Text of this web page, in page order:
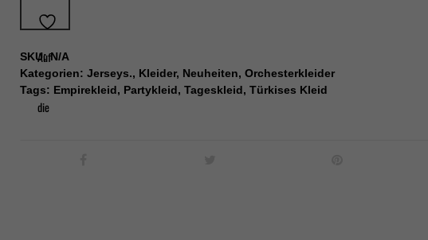
grün
Auf
die
SKU:N/A
Kategorien: Jerseys., Kleider, Neuheiten, Orchesterkleider
Tags: Empirekleid, Partykleid, Tageskleid, Türkises Kleid